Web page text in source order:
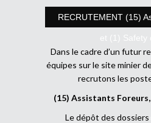
RECRUTEMENT (15)
et (1) Safety
Dans le cadre d’un futur
équipes sur le site minier
recrutons les
(15) Assistants
Le dépôt des